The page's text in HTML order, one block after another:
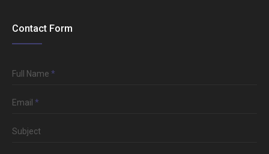
Contact Form
Full Name*
Email*
Subject